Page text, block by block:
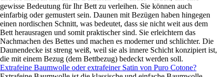
gewisse Bedeutung für Ihr Bett zu verleihen. Sie können auch
einfarbig oder gemustert sein. Daunen mit Bezügen haben hingegen
einen nordischen Schnitt, was bedeutet, dass sie nicht weit aus dem
Bett herausragen und somit praktischer sind. Sie erleichtern das
Nachmachen des Bettes und machen es moderner und schlichter. Die
Daunendecke ist streng weiß, weil sie als innere Schicht konzipiert ist,
die mit einem Bezug (dem Bettbezug) bedeckt werden soll.
Extrafeine Baumwolle oder extrafeiner Satin von Puro Cotone?